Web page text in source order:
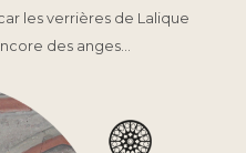
les verrières de Lalique
des anges…